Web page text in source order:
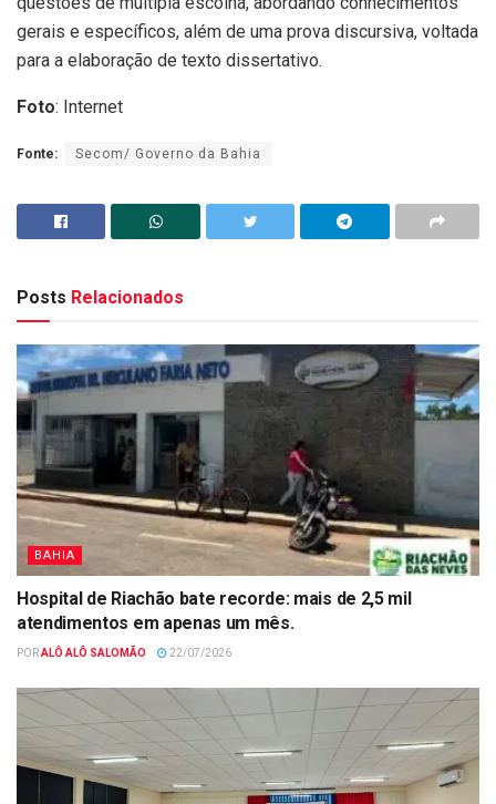
gerais e específicos, além de uma prova discursiva, voltada
para a elaboração de texto dissertativo.
Foto: Internet
Fonte: Secom/ Governo da Bahia
Posts Relacionados
BAHIA
Hospital de Riachão bate recorde: mais de 2,5 mil
atendimentos em apenas um mês.
PORALÔ ALÔ SALOMÃO 22/07/2026